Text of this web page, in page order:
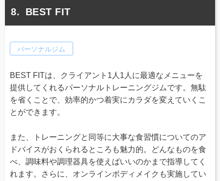
BEST FIT
パーソナルジム
BEST FITは、クライアント1人1人に最適なメニューを
提供してくれるパーソナルトレーニングジムです。無駄
を省くことで、効率的かつ着実にカラダを変えていくこ
とができます。
また、トレーニングと同等に大事な食習慣についてのア
ドバイスがおくられるところも魅力的。どんなものを食
べ、調味料や調理器具を使えばいいのかまで指導してく
れます。さらに、オンラインボディメイクも実施してい